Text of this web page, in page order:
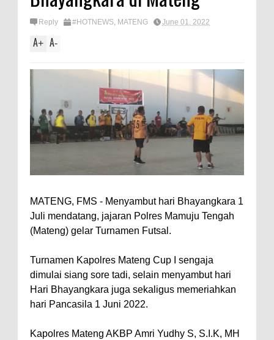
Reply #HOTNEWS, MATENG June 01, 2022
A+ A-
MATENG, FMS - Menyambut hari Bhayangkara 1
Juli mendatang, jajaran Polres Mamuju Tengah
(Mateng) gelar Turnamen Futsal.
Turnamen Kapolres Mateng Cup I sengaja
dimulai siang sore tadi, selain menyambut hari
Hari Bhayangkara juga sekaligus memeriahkan
hari Pancasila 1 Juni 2022.
Kapolres Mateng AKBP Amri Yudhy S, S.I.K, MH